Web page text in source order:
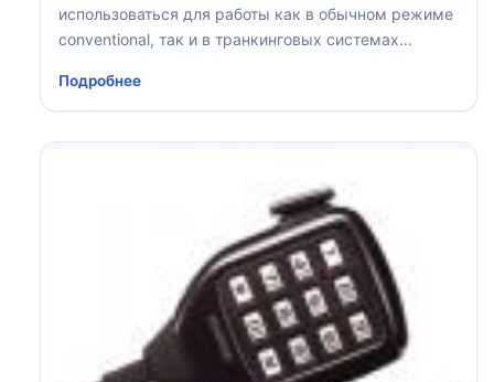
использоваться для работы как в обычном режиме
conventional, так и в транкинговых системах
связи и отличные сервисные возможности
Подробнее